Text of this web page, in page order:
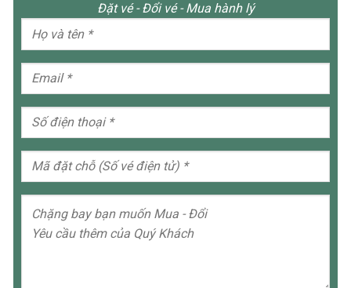
Đặt vé - Đổi vé - Mua hành lý